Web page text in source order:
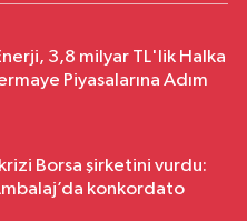
3,8 milyar TL'lik Halka
Piyasalarına Adım
Borsa şirketini vurdu:
konkordato